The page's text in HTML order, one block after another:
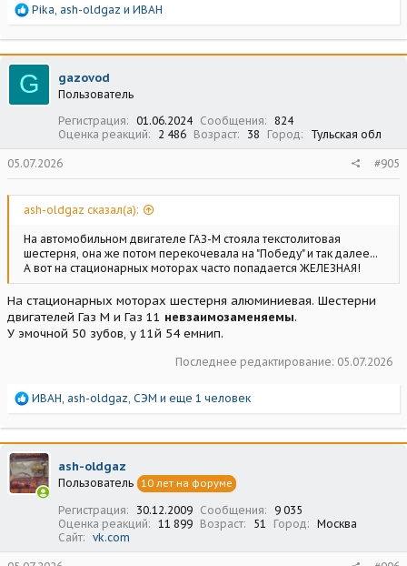
Р
а
к
ц
и
и
Pika ash-oldgaz и ИВАН
G gazovod
Пользователь
Регистрация
01.06.2024 Сообщения
824
Оценка реакций
2 486 Возраст 38 Город Тульская обл
05.07.2026 #905
ash-oldgaz сказал(а):
На автомобильном двигателе ГАЗ-М стояла текстолитовая
шестерня, она же потом перекочевала на "Победу" и так далее...
А вот на стационарных моторах часто попадается ЖЕЛЕЗНАЯ!
На стационарных моторах шестерня алюминиевая. Шестерни
двигателей Газ М и Газ 11 невзаимозаменяемы.
У эмочной 50 зубов, у 11й 54 емнип.
Последнее редактирование: 05.07.2026
Р
а
к
ц
и
и
ИВАН, ash-oldgaz, СЭМ и еще 1 человек
ash-oldgaz
Пользователь 10 лет на форуме
Регистрация 30.12.2009 Сообщения
9 035
Оценка реакций
11 899 Возраст 51 Город
Москва
Сайт
vk.com